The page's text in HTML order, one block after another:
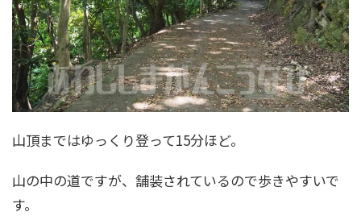
山頂まではゆっくり登って15分ほど。
山の中の道ですが、舗装されているので歩きやすいで
す。